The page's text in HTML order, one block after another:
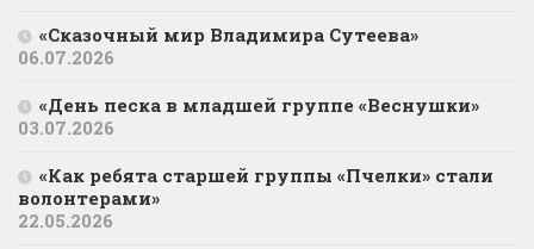
«Сказочный мир Владимира Сутеева»
06.07.2026
«День песка в младшей группе «Веснушки»
03.07.2026
«Как ребята старшей группы «Пчелки» стали
волонтерами»
22.05.2026